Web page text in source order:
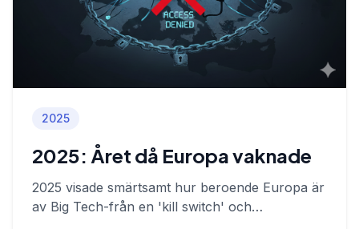
2025
2025: Året då Europa vaknade
2025 visade smärtsamt hur beroende Europa är
av Big Tech-från en 'kill switch' och